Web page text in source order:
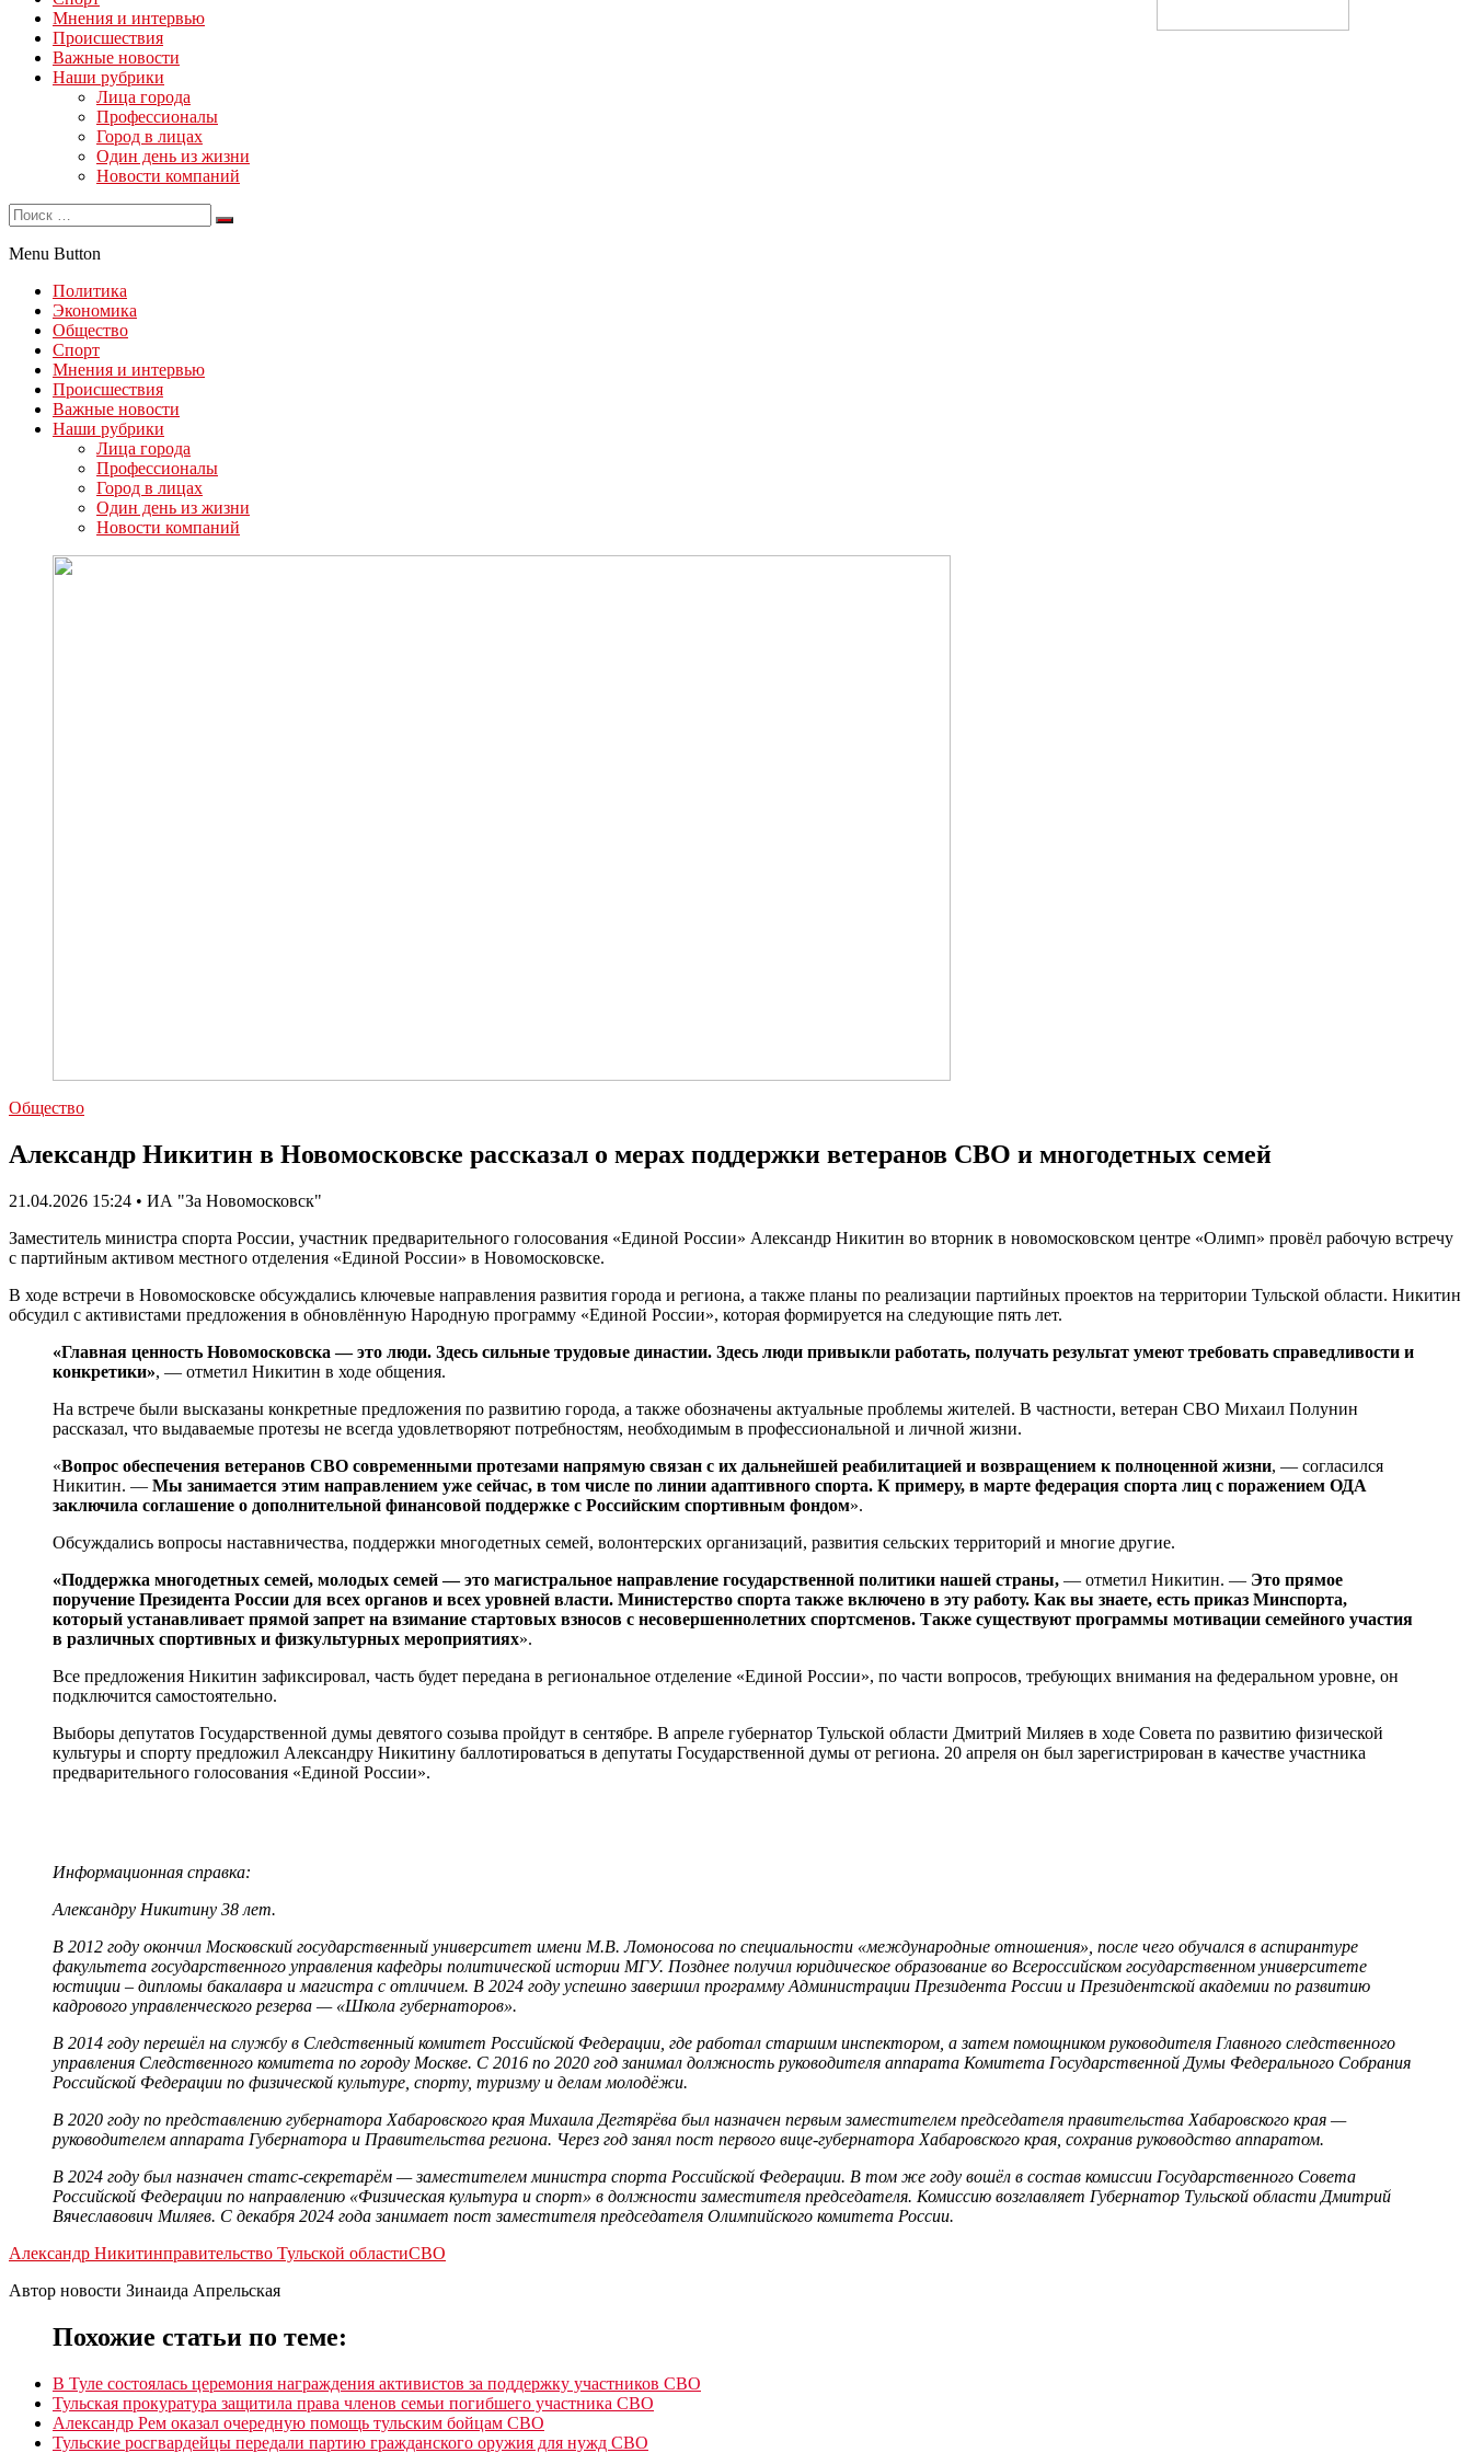
Мнения и интервью
Происшествия
Важные новости
Наши рубрики
Лица города
Профессионалы
Город в лицах
Один день из жизни
Новости компаний
Menu Button
Политика
Экономика
Общество
Спорт
Мнения и интервью
Происшествия
Важные новости
Наши рубрики
Лица города
Профессионалы
Город в лицах
Один день из жизни
Новости компаний
Общество
Александр Никитин в Новомосковске рассказал о мерах поддержки ветеранов СВО и многодетных семей
21.04.2026 15:24 • ИА "За Новомосковск"
Заместитель министра спорта России, участник предварительного голосования «Единой России» Александр Никитин во вторник в новомосковском центре «Олимп» провёл рабочую встречу
с партийным активом местного отделения «Единой России» в Новомосковске.
В ходе встречи в Новомосковске обсуждались ключевые направления развития города и региона, а также планы по реализации партийных проектов на территории Тульской области. Никитин
обсудил с активистами предложения в обновлённую Народную программу «Единой России», которая формируется на следующие пять лет.
«Главная ценность Новомосковска — это люди. Здесь сильные трудовые династии. Здесь люди привыкли работать, получать результат умеют требовать справедливости и
конкретики», — отметил Никитин в ходе общения.
На встрече были высказаны конкретные предложения по развитию города, а также обозначены актуальные проблемы жителей. В частности, ветеран СВО Михаил Полунин
рассказал, что выдаваемые протезы не всегда удовлетворяют потребностям, необходимым в профессиональной и личной жизни.
«Вопрос обеспечения ветеранов СВО современными протезами напрямую связан с их дальнейшей реабилитацией и возвращением к полноценной жизни, — согласился
Никитин. — Мы занимается этим направлением уже сейчас, в том числе по линии адаптивного спорта. К примеру, в марте федерация спорта лиц с поражением ОДА
заключила соглашение о дополнительной финансовой поддержке с Российским спортивным фондом».
Обсуждались вопросы наставничества, поддержки многодетных семей, волонтерских организаций, развития сельских территорий и многие другие.
«Поддержка многодетных семей, молодых семей — это магистральное направление государственной политики нашей страны, — отметил Никитин. — Это прямое
поручение Президента России для всех органов и всех уровней власти. Министерство спорта также включено в эту работу. Как вы знаете, есть приказ Минспорта,
который устанавливает прямой запрет на взимание стартовых взносов с несовершеннолетних спортсменов. Также существуют программы мотивации семейного участия
в различных спортивных и физкультурных мероприятиях».
Все предложения Никитин зафиксировал, часть будет передана в региональное отделение «Единой России», по части вопросов, требующих внимания на федеральном уровне, он
подключится самостоятельно.
Выборы депутатов Государственной думы девятого созыва пройдут в сентябре. В апреле губернатор Тульской области Дмитрий Миляев в ходе Совета по развитию физической
культуры и спорту предложил Александру Никитину баллотироваться в депутаты Государственной думы от региона. 20 апреля он был зарегистрирован в качестве участника
предварительного голосования «Единой России».
Информационная справка:
Александру Никитину 38 лет.
В 2012 году окончил Московский государственный университет имени М.В. Ломоносова по специальности «международные отношения», после чего обучался в аспирантуре
факультета государственного управления кафедры политической истории МГУ. Позднее получил юридическое образование во Всероссийском государственном университете
юстиции – дипломы бакалавра и магистра с отличием. В 2024 году успешно завершил программу Администрации Президента России и Президентской академии по развитию
кадрового управленческого резерва — «Школа губернаторов».
В 2014 году перешёл на службу в Следственный комитет Российской Федерации, где работал старшим инспектором, а затем помощником руководителя Главного следственного
управления Следственного комитета по городу Москве. С 2016 по 2020 год занимал должность руководителя аппарата Комитета Государственной Думы Федерального Собрания
Российской Федерации по физической культуре, спорту, туризму и делам молодёжи.
В 2020 году по представлению губернатора Хабаровского края Михаила Дегтярёва был назначен первым заместителем председателя правительства Хабаровского края —
руководителем аппарата Губернатора и Правительства региона. Через год занял пост первого вице-губернатора Хабаровского края, сохранив руководство аппаратом.
В 2024 году был назначен статс-секретарём — заместителем министра спорта Российской Федерации. В том же году вошёл в состав комиссии Государственного Совета
Российской Федерации по направлению «Физическая культура и спорт» в должности заместителя председателя. Комиссию возглавляет Губернатор Тульской области Дмитрий
Вячеславович Миляев. С декабря 2024 года занимает пост заместителя председателя Олимпийского комитета России.
Александр Никитинправительство Тульской областиСВО
Автор новости Зинаида Апрельская
Похожие статьи по теме:
В Туле состоялась церемония награждения активистов за поддержку участников СВО
Тульская прокуратура защитила права членов семьи погибшего участника СВО
Александр Рем оказал очередную помощь тульским бойцам СВО
Тульские росгвардейцы передали партию гражданского оружия для нужд СВО